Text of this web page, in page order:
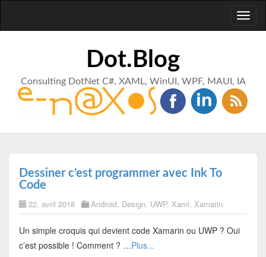
Dot.Blog
Consulting DotNet C#, XAML, WinUI, WPF, MAUI, IA
Dessiner c’est programmer avec Ink To
Code
22. avril 2018 Android, Design, UWP, Xaml, Xamarin
Un simple croquis qui devient code Xamarin ou UWP ? Oui
c’est possible ! Comment ? …Plus...